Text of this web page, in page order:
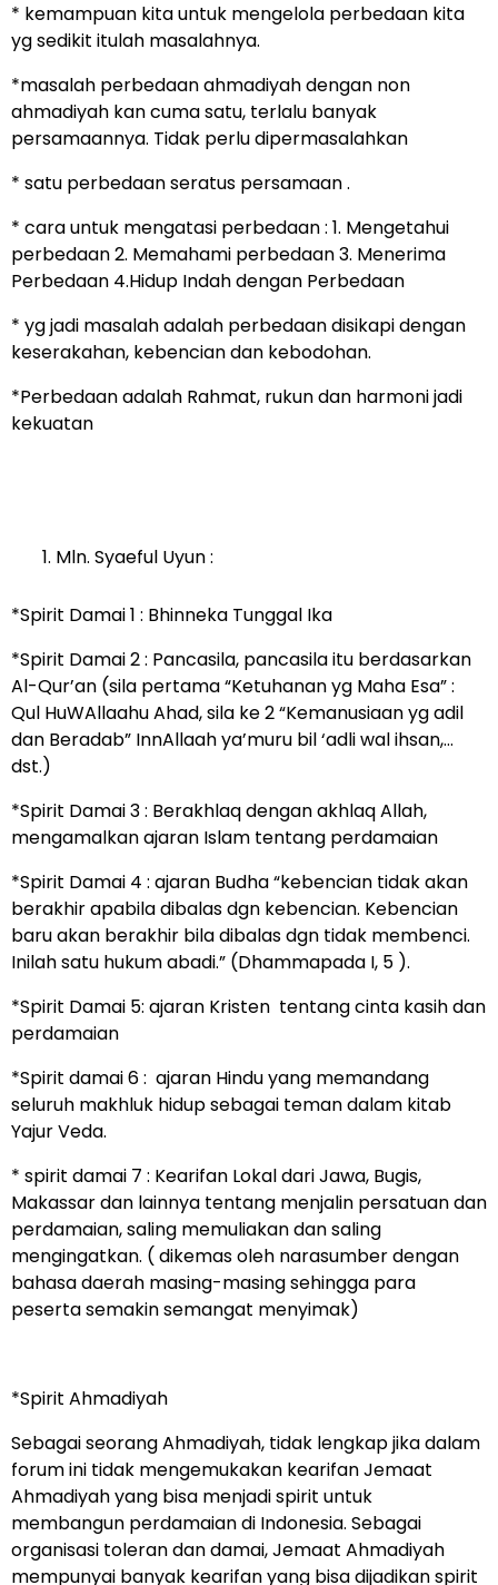
* kemampuan kita untuk mengelola perbedaan kita
yg sedikit itulah masalahnya.
*masalah perbedaan ahmadiyah dengan non
ahmadiyah kan cuma satu, terlalu banyak
persamaannya. Tidak perlu dipermasalahkan
* satu perbedaan seratus persamaan .
* cara untuk mengatasi perbedaan : 1. Mengetahui
perbedaan 2. Memahami perbedaan 3. Menerima
Perbedaan 4.Hidup Indah dengan Perbedaan
* yg jadi masalah adalah perbedaan disikapi dengan
keserakahan, kebencian dan kebodohan.
*Perbedaan adalah Rahmat, rukun dan harmoni jadi
kekuatan
Mln. Syaeful Uyun :
*Spirit Damai 1 : Bhinneka Tunggal Ika
*Spirit Damai 2 : Pancasila, pancasila itu berdasarkan
Al-Qur’an (sila pertama “Ketuhanan yg Maha Esa” :
Qul HuWAllaahu Ahad, sila ke 2 “Kemanusiaan yg adil
dan Beradab” InnAllaah ya’muru bil ‘adli wal ihsan,…
dst.)
*Spirit Damai 3 : Berakhlaq dengan akhlaq Allah,
mengamalkan ajaran Islam tentang perdamaian
*Spirit Damai 4 : ajaran Budha “kebencian tidak akan
berakhir apabila dibalas dgn kebencian. Kebencian
baru akan berakhir bila dibalas dgn tidak membenci.
Inilah satu hukum abadi.” (Dhammapada I, 5 ).
*Spirit Damai 5: ajaran Kristen tentang cinta kasih dan
perdamaian
*Spirit damai 6 : ajaran Hindu yang memandang
seluruh makhluk hidup sebagai teman dalam kitab
Yajur Veda.
* spirit damai 7 : Kearifan Lokal dari Jawa, Bugis,
Makassar dan lainnya tentang menjalin persatuan dan
perdamaian, saling memuliakan dan saling
mengingatkan. ( dikemas oleh narasumber dengan
bahasa daerah masing-masing sehingga para
peserta semakin semangat menyimak)
*Spirit Ahmadiyah
Sebagai seorang Ahmadiyah, tidak lengkap jika dalam
forum ini tidak mengemukakan kearifan Jemaat
Ahmadiyah yang bisa menjadi spirit untuk
membangun perdamaian di Indonesia. Sebagai
organisasi toleran dan damai, Jemaat Ahmadiyah
mempunyai banyak kearifan yang bisa dijadikan spirit